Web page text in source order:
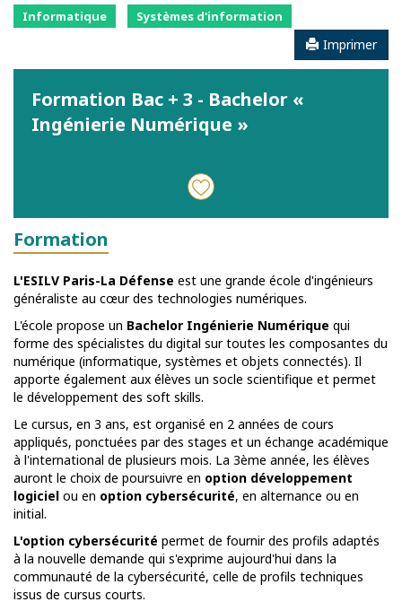
Informatique Systèmes d'information
Imprimer
Formation Bac + 3 - Bachelor «
Ingénierie Numérique »
Formation
L'ESILV Paris-La Défense est une grande école d'ingénieurs
généraliste au cœur des technologies numériques.
L'école propose un Bachelor Ingénierie Numérique qui
forme des spécialistes du digital sur toutes les composantes du
numérique (informatique, systèmes et objets connectés). Il
apporte également aux élèves un socle scientifique et permet
le développement des soft skills.
Le cursus, en 3 ans, est organisé en 2 années de cours
appliqués, ponctuées par des stages et un échange académique
à l'international de plusieurs mois. La 3ème année, les élèves
auront le choix de poursuivre en option développement
logiciel ou en option cybersécurité, en alternance ou en
initial.
L'option cybersécurité permet de fournir des profils adaptés
à la nouvelle demande qui s'exprime aujourd'hui dans la
communauté de la cybersécurité, celle de profils techniques
issus de cursus courts.